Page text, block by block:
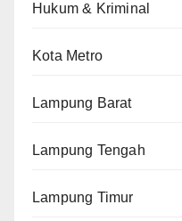
Hukum & Kriminal
Kota Metro
Lampung Barat
Lampung Tengah
Lampung Timur